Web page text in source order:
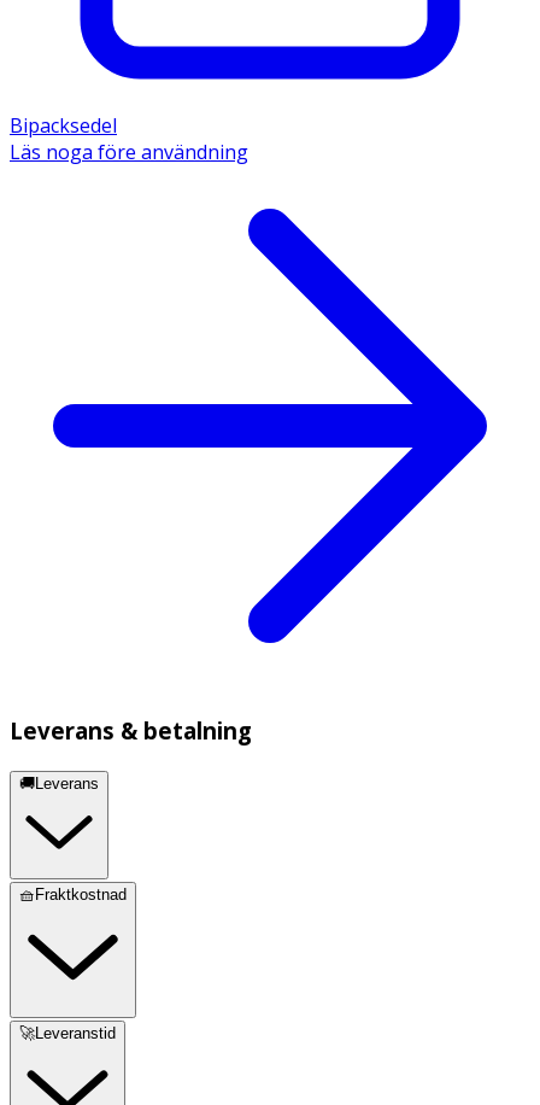
Bipacksedel
Läs noga före användning
Leverans & betalning
🚚Leverans
🧺Fraktkostnad
🚀Leveranstid